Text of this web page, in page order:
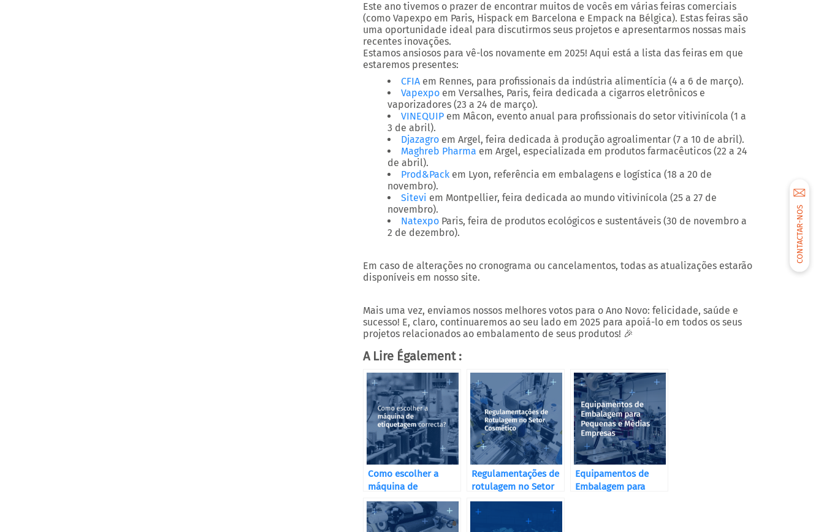
CONTACTAR-NOS
Este ano tivemos o prazer de encontrar muitos de vocês em várias feiras comerciais
(como Vapexpo em Paris, Hispack em Barcelona e Empack na Bélgica). Estas feiras são
uma oportunidade ideal para discutirmos seus projetos e apresentarmos nossas mais
recentes inovações.
Estamos ansiosos para vê-los novamente em 2025! Aqui está a lista das feiras em que
estaremos presentes:
CFIA em Rennes, para profissionais da indústria alimentícia (4 a 6 de março).
Vapexpo em Versalhes, Paris, feira dedicada a cigarros eletrônicos e
vaporizadores (23 a 24 de março).
VINEQUIP em Mâcon, evento anual para profissionais do setor vitivinícola (1 a
3 de abril).
Djazagro em Argel, feira dedicada à produção agroalimentar (7 a 10 de abril).
Maghreb Pharma em Argel, especializada em produtos farmacêuticos (22 a 24
de abril).
Prod&Pack em Lyon, referência em embalagens e logística (18 a 20 de
novembro).
Sitevi em Montpellier, feira dedicada ao mundo vitivinícola (25 a 27 de
novembro).
Natexpo Paris, feira de produtos ecológicos e sustentáveis (30 de novembro a
2 de dezembro).
Em caso de alterações no cronograma ou cancelamentos, todas as atualizações estarão
disponíveis em nosso site.
Mais uma vez, enviamos nossos melhores votos para o Ano Novo: felicidade, saúde e
sucesso! E, claro, continuaremos ao seu lado em 2025 para apoiá-lo em todos os seus
projetos relacionados ao embalamento de seus produtos! 🎉
A Lire Également :
Como escolher a
máquina de
etiquetagem
correcta?
Regulamentações de
rotulagem no Setor
Cosmético
Equipamentos de
Embalagem para